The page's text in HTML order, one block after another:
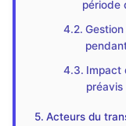
période
Impact
préavis
Acteurs du